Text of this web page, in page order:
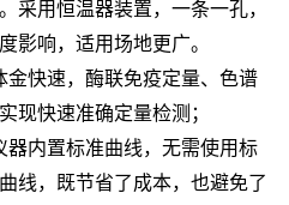
采用恒温器装置，一条一孔，
影响，适用场地更广。
金快速，酶联免疫定量、色谱
现快速准确定量检测；
器内置标准曲线，无需使用标
线，既节省了成本，也避免了